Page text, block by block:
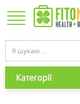
Категорії